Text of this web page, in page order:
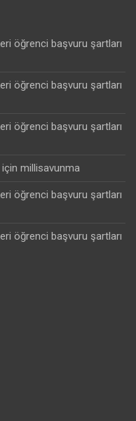
öğrenci başvuru şartları
öğrenci başvuru şartları
öğrenci başvuru şartları
için millisavunma
öğrenci başvuru şartları
öğrenci başvuru şartları